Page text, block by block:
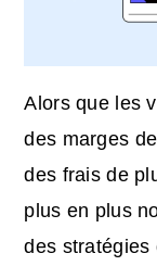
Alors que les
des marges
des frais de
plus en plus
des stratégies